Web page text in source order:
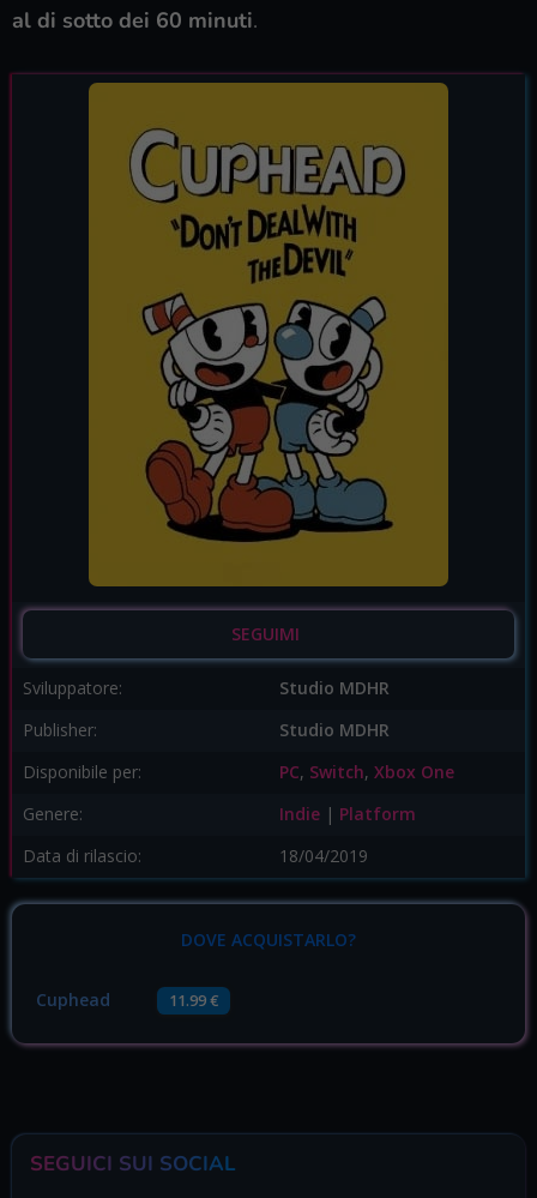
al di sotto dei 60 minuti.
SEGUIMI
Sviluppatore:
Studio MDHR
Publisher:
Studio MDHR
Disponibile per:
PC, Switch, Xbox One
Genere:
Indie| Platform
Data di rilascio:
18/04/2019
DOVE ACQUISTARLO?
Cuphead 11.99 €
SEGUICI SUI SOCIAL